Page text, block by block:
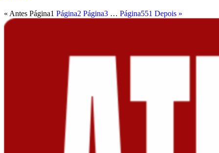
« Antes Página1 Página2 Página3 … Página551 Depois »